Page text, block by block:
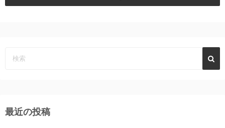
最近の投稿